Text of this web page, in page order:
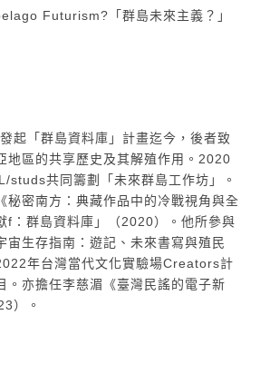
Futurism?「群島未來主義？」
起「群島資料庫」計畫迄今，後者致
地區的共享歷史及其解殖作用。2020
studs共同籌劃「未來群島工作坊」。
秘密南方：典藏作品中的冷戰視角與全
f：群島資料庫」（2020）。他所參與
宙生存指南：遊記、未來書寫與殖民
年台灣當代文化實驗場Creators計
。亦擔任李慈湄《臺灣民謠的電子新
）。